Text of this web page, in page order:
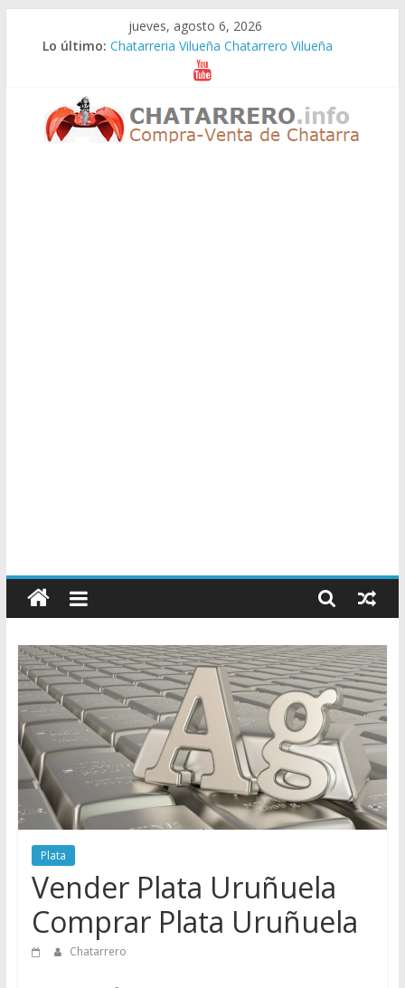
jueves, agosto 6, 2026
Lo último: Chatarreria Vilueña Chatarrero Vilueña
Chatarreria Zuera Chatarrero Zuera
Chatarreria Zaragoza Chatarrero Zaragoza
Chatarreria Zaida Chatarrero Zaida
Chatarreria Vistabella Chatarrero Vistabella
Chatarreros
–
Precio
de
Chatarra
Directorio
de
Chatarreros
para
vender
Chatarra
Plata
Vender Plata Uruñuela
Comprar Plata Uruñuela
Chatarrero